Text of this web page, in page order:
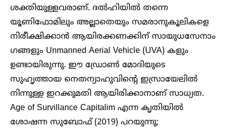
ശക്തിയുള്ളവരാണ്. ദൽഹിയിൽ തന്നെ
യൂണിഫോമിലും അല്ലാതെയും സമരാനുകൂലികളെ
നിരീക്ഷിക്കാൻ ആയിരക്കണക്കിന് സായുധസേനാം​
ഗങ്ങളും Unmanned Aerial Vehicle (UVA) കളും
ഉണ്ടായിരുന്നു. ഈ ഡ്രോൺ മോദിയുടെ
സുഹൃത്തായ നെതന്യാഹുവിന്റെ ഇസ്രായേലിൽ
നിന്നുള്ള ഇറക്കുമതി ആയിരിക്കാനാണ് സാധ്യത.
Age of Survillance Capitalim എന്ന കൃതിയിൽ
ശോഷന്ന സുബോഫ് (2019) പറയുന്നു;